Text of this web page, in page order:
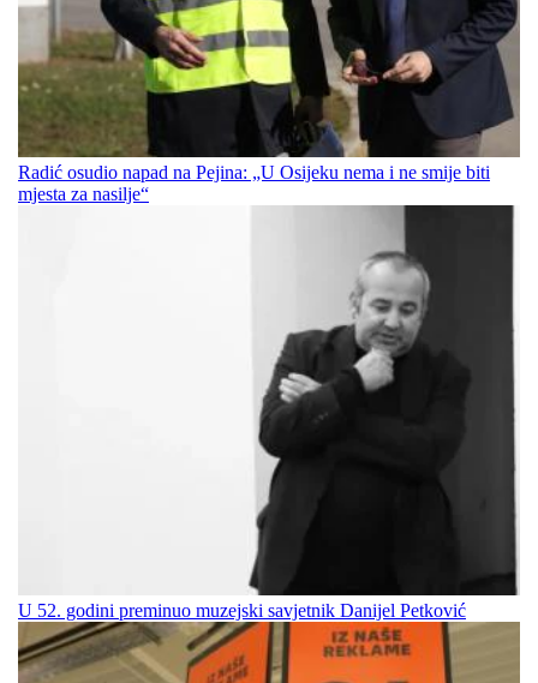
Radić osudio napad na Pejina: „U Osijeku nema i ne smije biti
mjesta za nasilje“
U 52. godini preminuo muzejski savjetnik Danijel Petković